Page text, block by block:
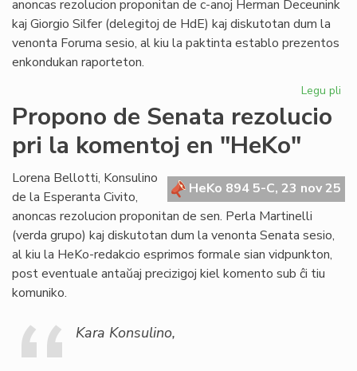
sesio
anoncas rezolucion proponitan de c-anoj Herman Deceunink
kaj Giorgio Silfer (delegitoj de HdE) kaj diskutotan dum la
venonta Foruma sesio, al kiu la paktinta establo prezentos
enkondukan raporteton.
Legu pli
pri
Propono de Senata rezolucio
pri la komentoj en "HeKo"
HeKo 894 5-C, 23 nov 25
Lorena Bellotti, Konsulino
de la Esperanta Civito,
anoncas rezolucion proponitan de sen. Perla Martinelli
(verda grupo) kaj diskutotan dum la venonta Senata sesio,
al kiu la HeKo-redakcio esprimos formale sian vidpunkton,
post eventuale antaŭaj precizigoj kiel komento sub ĉi tiu
komuniko.
Kara Konsulino,